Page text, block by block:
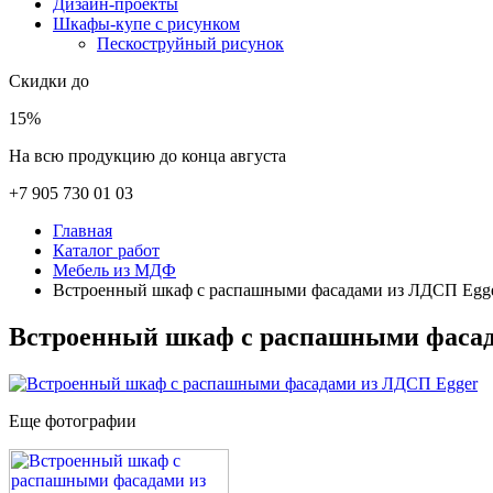
Дизайн-проекты
Шкафы-купе с рисунком
Пескоструйный рисунок
Скидки до
15%
На всю продукцию до конца августа
+7 905 730 01 03
Главная
Каталог работ
Мебель из МДФ
Встроенный шкаф с распашными фасадами из ЛДСП
Встроенный шкаф с распашными
Еще фотографии